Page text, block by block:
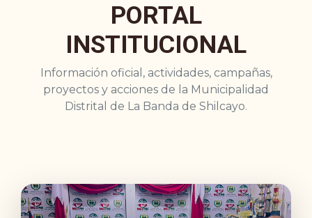
PORTAL
INSTITUCIONAL
Información oficial, actividades, campañas,
proyectos y acciones de la Municipalidad
Distrital de La Banda de Shilcayo.